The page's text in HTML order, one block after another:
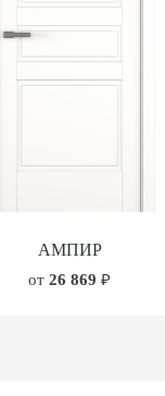
АМПИР
от26 869 ₽